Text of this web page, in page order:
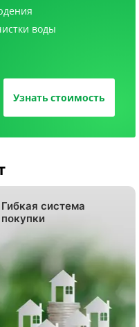
воды
Узнать стоимость
Гибкая система
покупки